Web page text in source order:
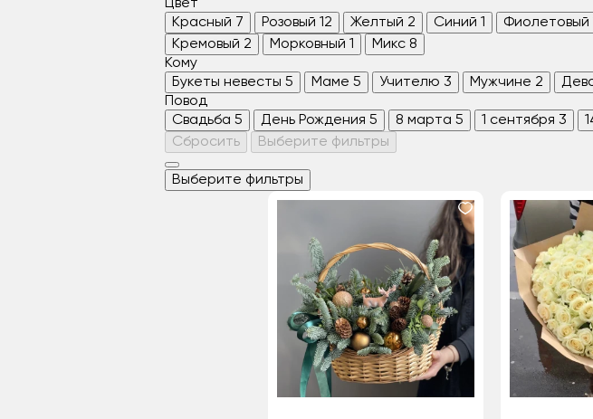
Цвет
Красный 7 Розовый 12 Желтый 2 Синий 1 Фиолетовый
Кремовый 2 Морковный 1 Микс 8
Кому
Букеты невесты 5 Маме 5 Учителю 3 Мужчине 2
Повод
Свадьба 5 День Рождения 5 8 марта 5 1 сентября 3
Сбросить
Выберите фильтры
Выберите фильтры